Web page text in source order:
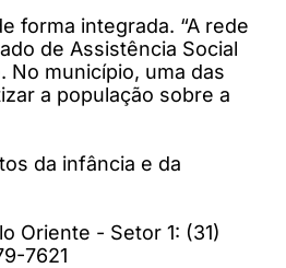
forma integrada. “A rede
de Assistência Social
No município, uma das
a população sobre a
da infância e da
Oriente - Setor 1: (31)
7621